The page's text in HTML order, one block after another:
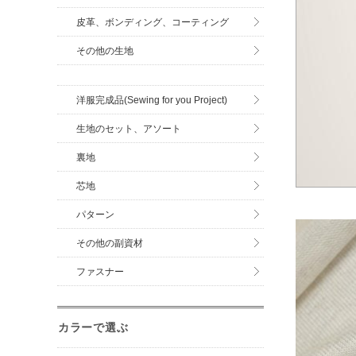
皮革、ボンディング、コーティング
その他の生地
洋服完成品(Sewing for you Project)
生地のセット、アソート
裏地
芯地
パターン
その他の副資材
ファスナー
カラーで選ぶ